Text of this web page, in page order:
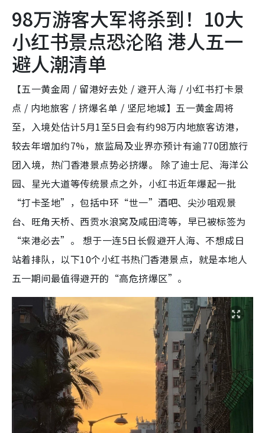
98万游客大军将杀到！10大
小红书景点恐沦陷 港人五一
避人潮清单
【五一黄金周 / 留港好去处 / 避开人海 / 小红书打卡景
点 / 内地旅客 / 挤爆名单 / 坚尼地城】五一黄金周将
至，入境处估计5月1至5日会有约98万内地旅客访港，
较去年增加约7%，旅监局及业界亦预计有逾770团旅行
团入境，热门香港景点势必挤爆。 除了迪士尼、海洋公
园、星光大道等传统景点之外，小红书近年爆起一批
“打卡圣地”，包括中环“世一”酒吧、尖沙咀观景
台、旺角天桥、西贡水浪窝及咸田湾等，早已被标签为
“来港必去”。 想于一连5日长假避开人海、不想成日
站着排队，以下10个小红书热门香港景点，就是本地人
五一期间最值得避开的“高危挤爆区”。